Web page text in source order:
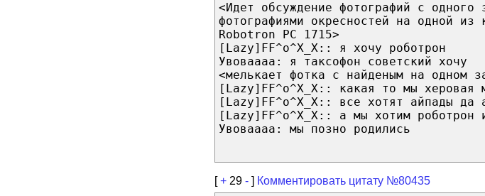
<Идет обсуждение фотографий с одного
фотографиями окресностей на одной из
Robotron PC 1715>
[Lazy]FF^o^X_X:: я хочу роботрон
Увоваааа: я таксофон советский хочу
<мелькает фотка с найденым на одном
[Lazy]FF^o^X_X:: какая то мы херовая
[Lazy]FF^o^X_X:: все хотят айпады да
[Lazy]FF^o^X_X:: а мы хотим роботрон
Увоваааа: мы позно родились
[+ 29 - ] Комментировать цитату №80435